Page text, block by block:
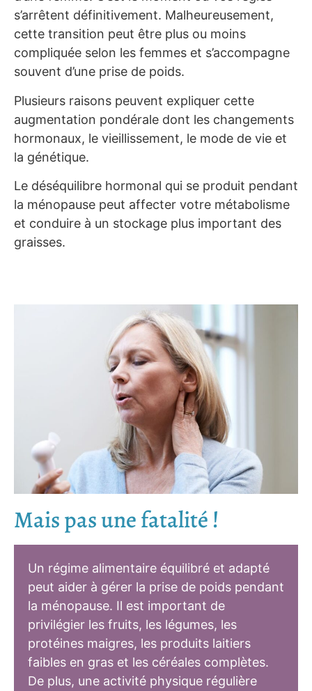
s’arrêtent définitivement. Malheureusement,
cette transition peut être plus ou moins
compliquée selon les femmes et s’accompagne
souvent d’une prise de poids.
Plusieurs raisons peuvent expliquer cette
augmentation pondérale dont les changements
hormonaux, le vieillissement, le mode de vie et
la génétique.
Le déséquilibre hormonal qui se produit pendant
la ménopause peut affecter votre métabolisme
et conduire à un stockage plus important des
graisses.
Mais pas une fatalité !
Un régime alimentaire équilibré et adapté
peut aider à gérer la prise de poids pendant
la ménopause. Il est important de
privilégier les fruits, les légumes, les
protéines maigres, les produits laitiers
faibles en gras et les céréales complètes.
De plus, une activité physique régulière